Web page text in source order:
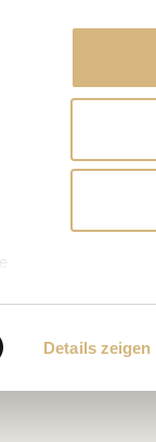
Details zeigen